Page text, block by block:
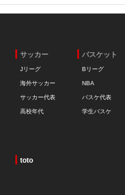
サッカー
Jリーグ
海外サッカー
サッカー代表
高校年代
バスケット
Bリーグ
NBA
バスケ代表
学生バスケ
toto